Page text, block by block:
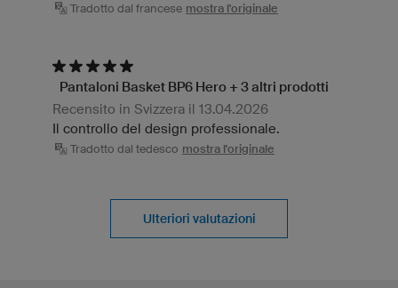
Tradotto dal francese mostra l'originale
Pantaloni Basket BP6 Hero + 3 altri prodotti
Recensito in Svizzera il 13.04.2026
Il controllo del design professionale.
Tradotto dal tedesco mostra l'originale
Ulteriori valutazioni